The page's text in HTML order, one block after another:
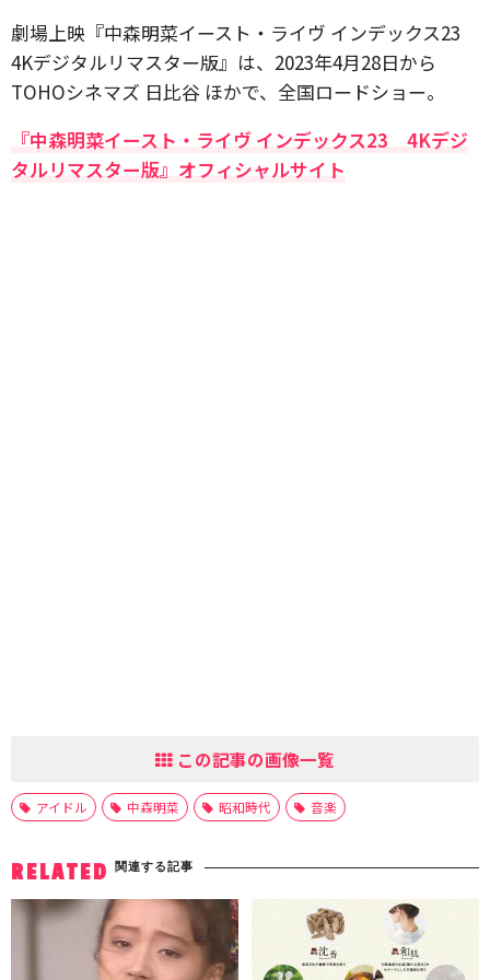
劇場上映『中森明菜イースト・ライヴ インデックス23
4Kデジタルリマスター版』は、2023年4月28日から
TOHOシネマズ 日比谷 ほかで、全国ロードショー。
『中森明菜イースト・ライヴ インデックス23 4Kデジ
タルリマスター版』オフィシャルサイト
この記事の画像一覧
アイドル 中森明菜 昭和時代 音楽
RELATED 関連する記事